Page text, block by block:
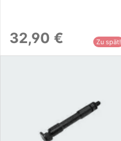
32,90 € Zu spät!